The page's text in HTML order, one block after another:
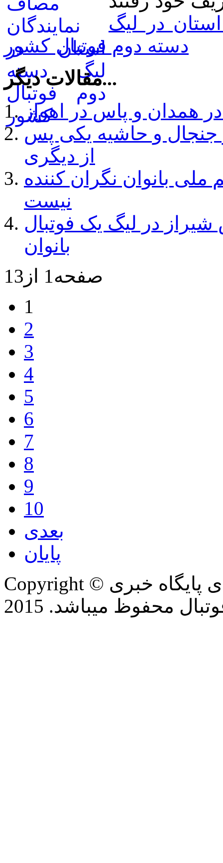
در لیگ
دسته دوم فوتبال کشور
مقالات دیگر...
همدان و پاس در اهواز
جنجال و حاشیه یکی پس
از دیگری
بانوان نگران کننده
نیست
در لیگ یک فوتبال
بانوان
صفحه1 از13
1
2
3
4
5
6
7
8
9
10
بعدی
پایان
Copyright © تمام حقوق این وب سایت برای پایگاه خبری
محفوظ میباشد. 2015